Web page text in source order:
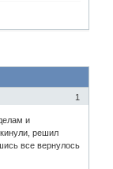
1
и
решил
все вернулось